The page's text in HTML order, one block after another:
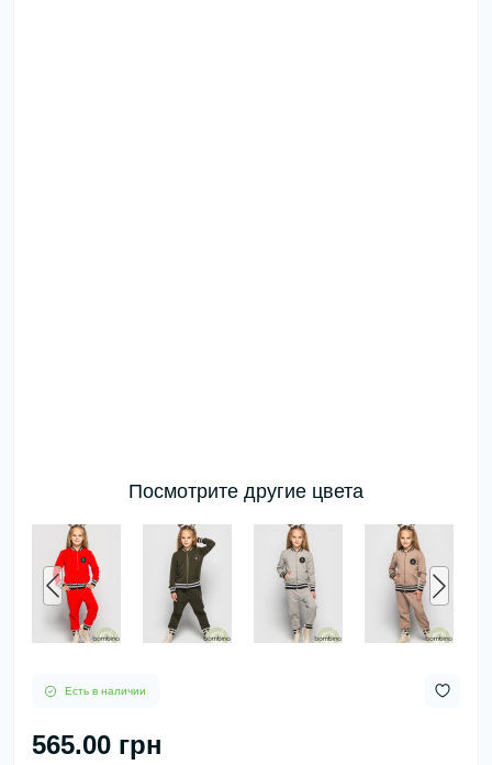
Посмотрите другие цвета
Есть в наличии
565.00 грн